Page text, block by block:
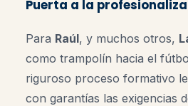
Puerta a la
Para Raúl, y muchos otros,
como trampolín hacia el
riguroso proceso formativo
con garantías las exigencias